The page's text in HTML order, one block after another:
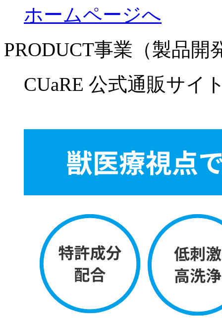
ホームページへ
PRODUCT事業（製品開
CUaRE 公式通販サイ